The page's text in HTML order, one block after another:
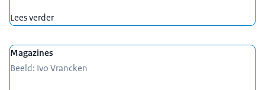
Lees verder
Magazines
Beeld: Ivo Vrancken